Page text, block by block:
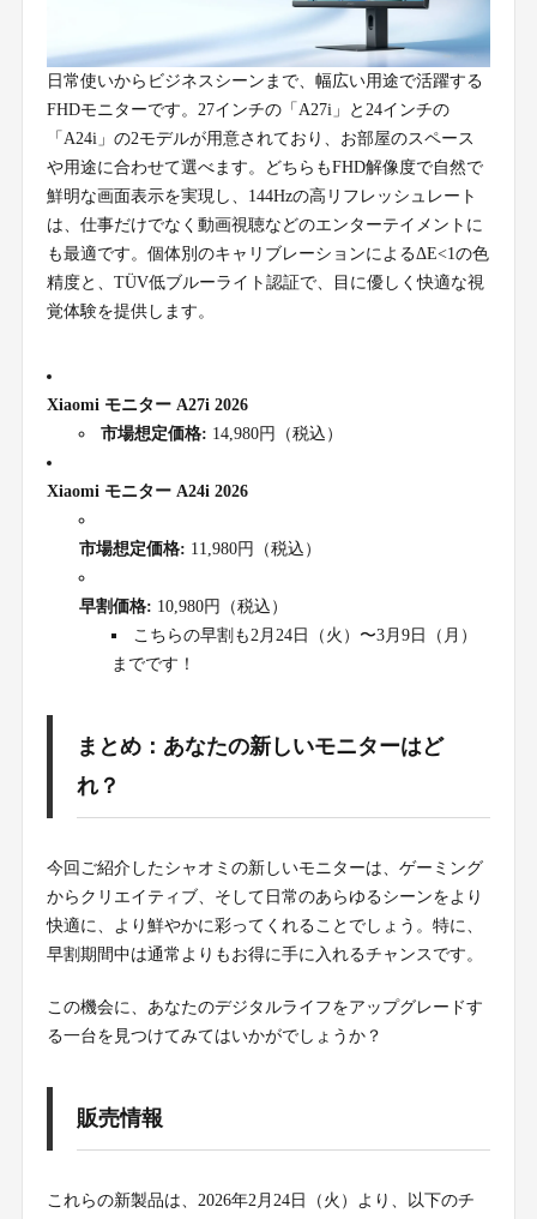
日常使いからビジネスシーンまで、幅広い用途で活躍する
FHDモニターです。27インチの「A27i」と24インチの
「A24i」の2モデルが用意されており、お部屋のスペース
や用途に合わせて選べます。どちらもFHD解像度で自然で
鮮明な画面表示を実現し、144Hzの高リフレッシュレート
は、仕事だけでなく動画視聴などのエンターテイメントに
も最適です。個体別のキャリブレーションによるΔE<1の色
精度と、TÜV低ブルーライト認証で、目に優しく快適な視
覚体験を提供します。
Xiaomi モニター A27i 2026
市場想定価格: 14,980円（税込）
Xiaomi モニター A24i 2026
市場想定価格: 11,980円（税込）
早割価格: 10,980円（税込）
こちらの早割も2月24日（火）〜3月9日（月）
までです！
まとめ：あなたの新しいモニターはど
れ？
今回ご紹介したシャオミの新しいモニターは、ゲーミング
からクリエイティブ、そして日常のあらゆるシーンをより
快適に、より鮮やかに彩ってくれることでしょう。特に、
早割期間中は通常よりもお得に手に入れるチャンスです。
この機会に、あなたのデジタルライフをアップグレードす
る一台を見つけてみてはいかがでしょうか？
販売情報
これらの新製品は、2026年2月24日（火）より、以下のチ